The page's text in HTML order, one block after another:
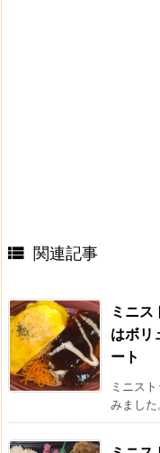
 関連記事
ミニ
はボリ
ート
ミニス
みまし